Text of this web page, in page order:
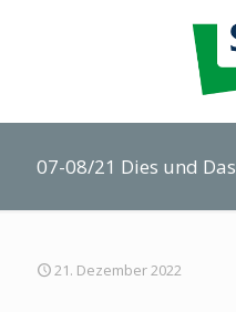
07-08/21 Dies und Das
21. Dezember 2022